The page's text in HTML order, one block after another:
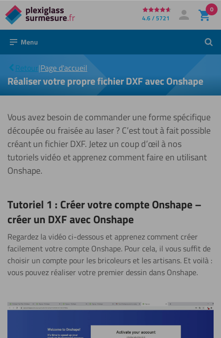
Directement
au
contenu
4.6 / 5721 Mon compte
Se connecter
0
Menu
Retour|Page d'accueil
Réaliser
votre
fichier
DXF
avec
Réaliser votre propre fichier DXF avec Onshape
Vous avez besoin de commander une forme spécifique
découpée ou fraisée au laser ? C’est tout à fait possible
créant un fichier DXF. Jetez un coup d’œil à nos
tutoriels vidéo et apprenez comment faire en utilisant
Onshape.
Tutoriel 1 : Créer votre compte Onshape –
créer un DXF avec Onshape
Regardez la vidéo ci-dessous et apprenez comment créer
facilement votre compte Onshape. Pour cela, il vous suffit de
choisir un compte pour les bricoleurs et les artisans. Et voilà :
vous pouvez réaliser votre premier dessin dans Onshape.